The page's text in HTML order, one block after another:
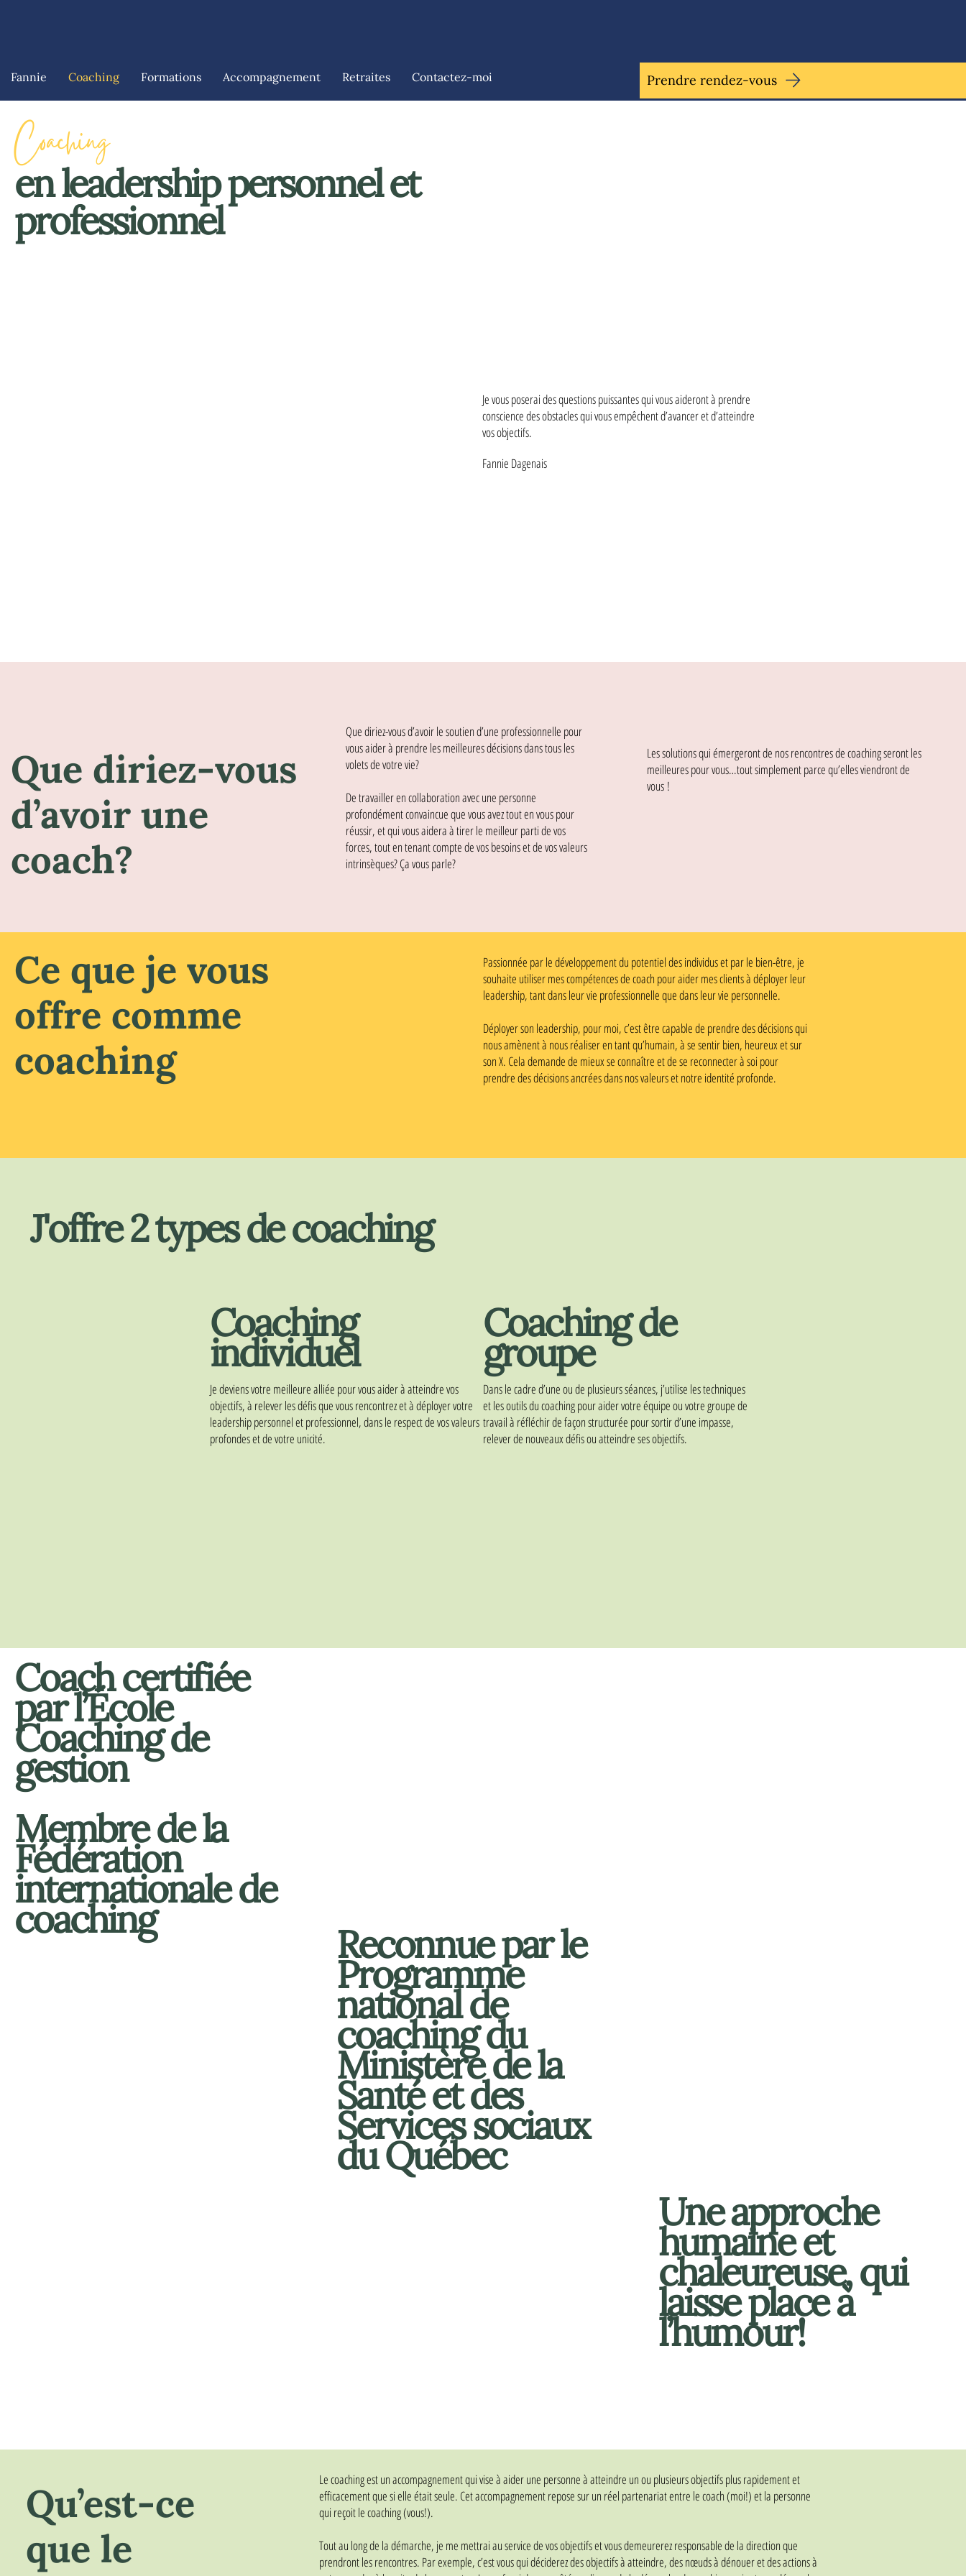
Fannie Coaching Formations Accompagnement Retraites Contactez-moi Prendre rendez-vous
Coaching
en leadership personnel et
professionnel
Je vous poserai des questions puissantes qui vous aideront à prendre
conscience des obstacles qui vous empêchent d’avancer et d’atteindre
vos objectifs.
Fannie Dagenais
Que diriez-vous
d’avoir une
coach?
Que diriez-vous d’avoir le soutien d’une professionnelle pour
vous aider à prendre les meilleures décisions dans tous les
volets de votre vie?
De travailler en collaboration avec une personne
profondément convaincue que vous avez tout en vous pour
réussir, et qui vous aidera à tirer le meilleur parti de vos
forces, tout en tenant compte de vos besoins et de vos valeurs
intrinsèques? Ça vous parle?
Les solutions qui émergeront de nos rencontres de coaching seront les
meilleures pour vous…tout simplement parce qu’elles viendront de
vous !
Ce que je vous
offre comme
coaching
Passionnée par le développement du potentiel des individus et par le bien-être, je
souhaite utiliser mes compétences de coach pour aider mes clients à déployer leur
leadership, tant dans leur vie professionnelle que dans leur vie personnelle.
Déployer son leadership, pour moi, c’est être capable de prendre des décisions qui
nous amènent à nous réaliser en tant qu’humain, à se sentir bien, heureux et sur
son X. Cela demande de mieux se connaître et de se reconnecter à soi pour
prendre des décisions ancrées dans nos valeurs et notre identité profonde.
Coaching
individuel
Je deviens votre meilleure alliée pour vous aider à atteindre vos
objectifs, à relever les défis que vous rencontrez et à déployer votre
leadership personnel et professionnel, dans le respect de vos valeurs
profondes et de votre unicité.
Coaching de
groupe
Dans le cadre d’une ou de plusieurs séances, j’utilise les techniques
et les outils du coaching pour aider votre équipe ou votre groupe de
travail à réfléchir de façon structurée pour sortir d’une impasse,
relever de nouveaux défis ou atteindre ses objectifs.
J'offre 2 types de coaching
Coach certifiée
par l’École
Coaching de
gestion
Membre de la
Fédération
internationale de
coaching
Reconnue par le
Programme
national de
coaching du
Ministère de la
Santé et des
Services sociaux
du Québec
Une approche
humaine et
chaleureuse, qui
laisse place à
l’humour!
Qu’est-ce
que le
Le coaching est un accompagnement qui vise à aider une personne à atteindre un ou plusieurs objectifs plus rapidement et
efficacement que si elle était seule. Cet accompagnement repose sur un réel partenariat entre le coach (moi!) et la personne
qui reçoit le coaching (vous!).
Tout au long de la démarche, je me mettrai au service de vos objectifs et vous demeurerez responsable de la direction que
prendront les rencontres. Par exemple, c’est vous qui déciderez des objectifs à atteindre, des nœuds à dénouer et des actions à